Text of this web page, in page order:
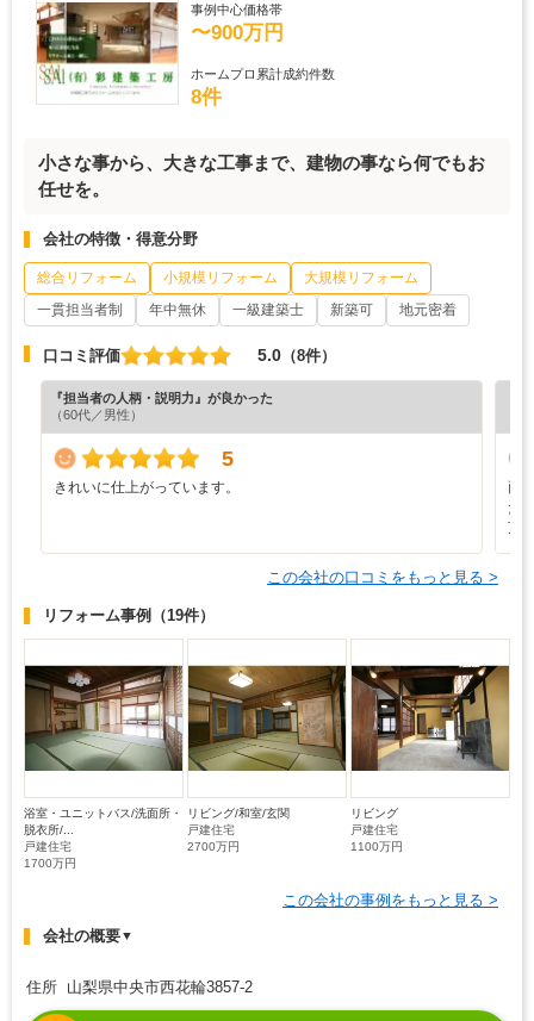
事例中心価格帯
〜900万円
ホームプロ累計成約件数
8件
小さな事から、大きな工事まで、建物の事なら何でもお
任せを。
会社の特徴・得意分野
総合リフォーム 小規模リフォーム
大規模リフォーム
一貫担当者制
年中無休 一級建築士 新築可 地元密着
口コミ評価 5.0 （8件）
『担当者の人柄・説明力』が良かった
（60代／男性）
5
きれいに仕上がっています。
両
た
頂
この会社の口コミをもっと見る >
リフォーム事例 （19件）
浴室・ユニットバス/洗面所・
脱衣所/...
戸建住宅
1700万円
リビング/和室/玄関
戸建住宅
2700万円
リビング
戸建住宅
1100万円
この会社の事例をもっと見る >
会社の概要▼
住所 山梨県中央市西花輪3857-2